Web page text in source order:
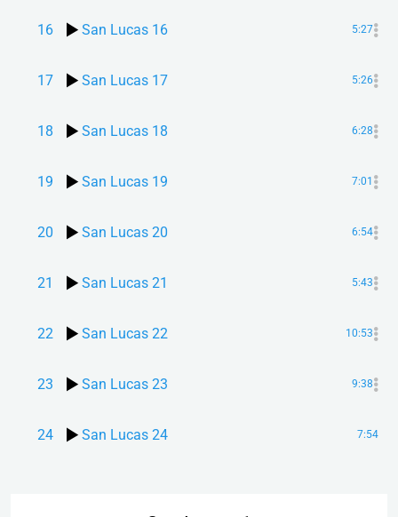
16 San Lucas 16 5:27
17 San Lucas 17 5:26
18 San Lucas 18 6:28
19 San Lucas 19 7:01
20 San Lucas 20 6:54
21 San Lucas 21 5:43
22 San Lucas 22 10:53
23 San Lucas 23 9:38
24 San Lucas 24 7:54